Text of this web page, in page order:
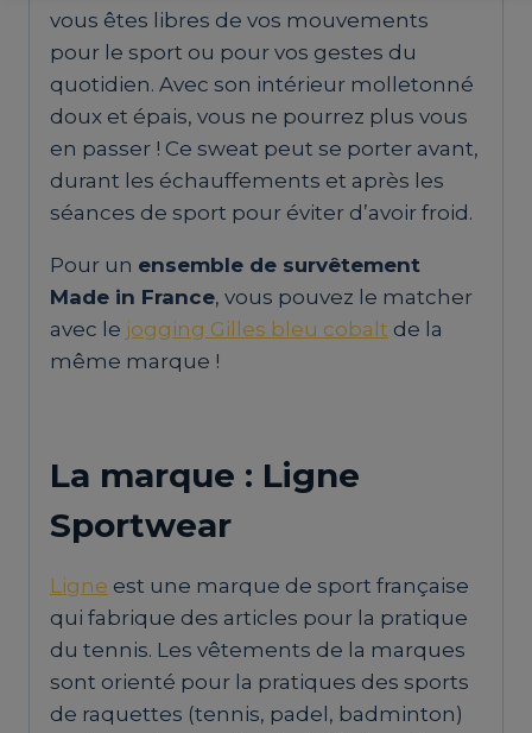
vous êtes libres de vos mouvements
pour le sport ou pour vos gestes du
quotidien. Avec son intérieur molletonné
doux et épais, vous ne pourrez plus vous
en passer ! Ce sweat peut se porter avant,
durant les échauffements et après les
séances de sport pour éviter d’avoir froid.
Pour un ensemble de survêtement
Made in France, vous pouvez le matcher
avec le jogging Gilles bleu cobalt de la
même marque !
La marque : Ligne
Sportwear
Ligne est une marque de sport française
qui fabrique des articles pour la pratique
du tennis. Les vêtements de la marques
sont orienté pour la pratiques des sports
de raquettes (tennis, padel, badminton)